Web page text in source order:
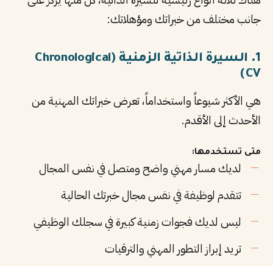
جانب مختلف من خبراتك ومؤهلاتك:
1. السيرة الذاتية الزمنية (Chronological
CV)
هي الأكثر شيوعاً واستخداماً، تعرض خبراتك المهنية من
الأحدث إلى الأقدم.
متى تستخدمها:
لديك مسار مهني واضح ومتصل في نفس المجال
تتقدم لوظيفة في نفس مجال خبرتك الحالية
ليس لديك فجوات زمنية كبيرة في سجلك الوظيفي
تريد إبراز التطور المهني والترقيات